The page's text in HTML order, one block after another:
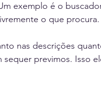
exemplo é o
o que procura.
nas descrições
previmos. Isso